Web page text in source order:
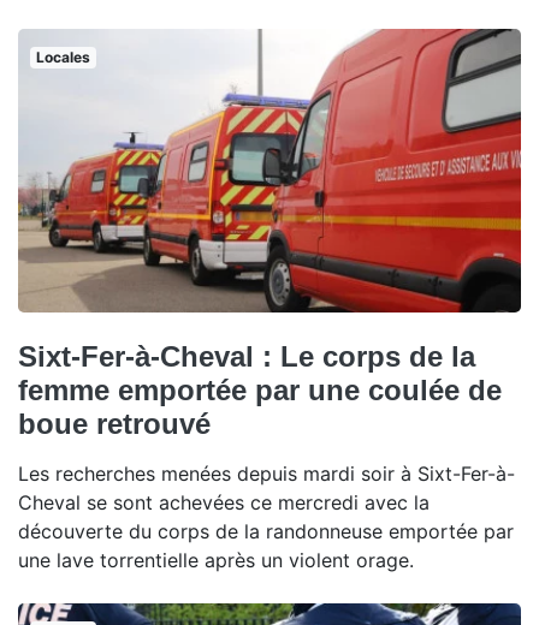
Locales
Sixt-Fer-à-Cheval : Le corps de la
femme emportée par une coulée de
boue retrouvé
Les recherches menées depuis mardi soir à Sixt-Fer-à-
Cheval se sont achevées ce mercredi avec la
découverte du corps de la randonneuse emportée par
une lave torrentielle après un violent orage.